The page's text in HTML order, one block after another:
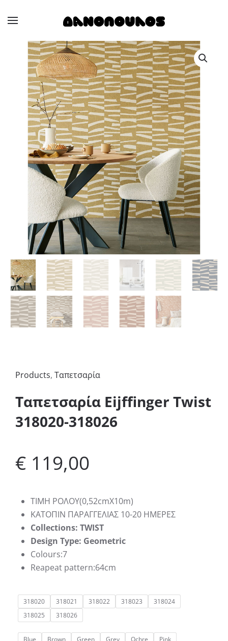
Skip to main content
Products, Ταπετσαρία
Ταπετσαρία Eijffinger Twist
318020-318026
€ 119,00
ΤΙΜΗ ΡΟΛΟΥ(0,52cmΧ10m)
KATΟΠΙΝ ΠΑΡΑΓΓΕΛΙΑΣ 10-20 ΗΜΕΡΕΣ
Collections: TWIST
Design Type: Geometric
Colours:7
Reapeat pattern:64cm
318020 318021 318022 318023
318024
318025
318026
Blue Brown Green Grey Ochre
Pink